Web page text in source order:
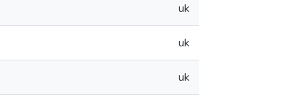
uk
uk
uk